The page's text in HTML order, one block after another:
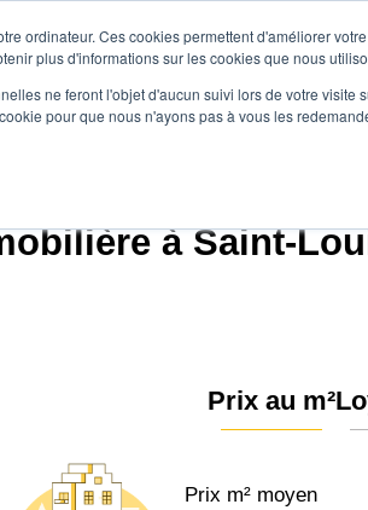
ordinateur. Ces cookies permettent d'améliorer
plus d'informations sur les cookies que nous
ne feront l'objet d'aucun suivi lors de votre
pour que nous n'ayons pas à vous les
Prix
à Saint-
Prix au m²
Prix m² moyen